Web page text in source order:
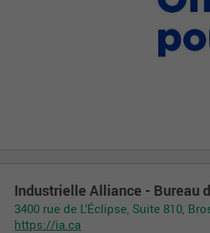
Industrielle Alliance - Bureau
3400 rue de L’Éclipse, Suite 810,
https://ia.ca